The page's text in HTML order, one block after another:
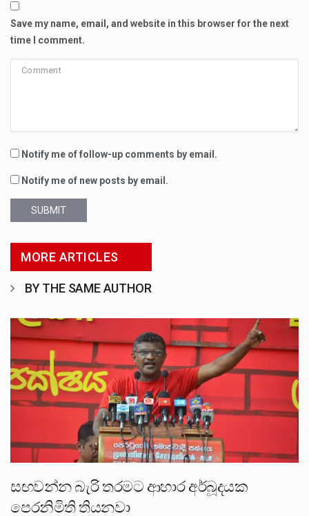
Save my name, email, and website in this browser for the next
time I comment.
Notify me of follow-up comments by email.
Notify me of new posts by email.
SUBMIT
MORE ARTICLES
BY THE SAME AUTHOR
සඟවන්න බැරි තරමට ආහාර අර්බූදයක
පෙරනිමිති තියනවා